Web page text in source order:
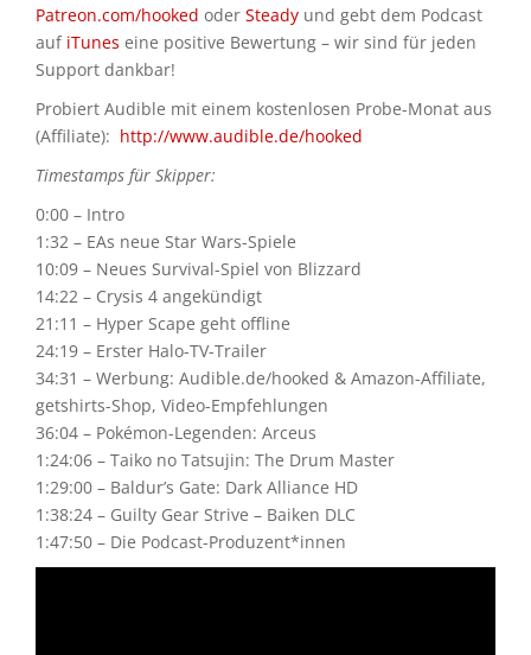
Patreon.com/hooked oder Steady und gebt dem Podcast
auf iTunes eine positive Bewertung – wir sind für jeden
Support dankbar!
Probiert Audible mit einem kostenlosen Probe-Monat aus
(Affiliate): http://www.audible.de/hooked
Timestamps für Skipper:
0:00 – Intro
1:32 – EAs neue Star Wars-Spiele
10:09 – Neues Survival-Spiel von Blizzard
14:22 – Crysis 4 angekündigt
21:11 – Hyper Scape geht offline
24:19 – Erster Halo-TV-Trailer
34:31 – Werbung: Audible.de/hooked & Amazon-Affiliate,
getshirts-Shop, Video-Empfehlungen
36:04 – Pokémon-Legenden: Arceus
1:24:06 – Taiko no Tatsujin: The Drum Master
1:29:00 – Baldur’s Gate: Dark Alliance HD
1:38:24 – Guilty Gear Strive – Baiken DLC
1:47:50 – Die Podcast-Produzent*innen